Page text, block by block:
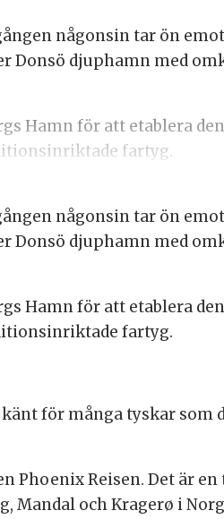
någonsin tar ön
Donsö djuphamn med
Hamn för att etablera
fartyg.
någonsin tar ön
Donsö djuphamn med
Hamn för att etablera
fartyg.
för många tyskar som
Phoenix Reisen. Det är
Mandal och Kragerø i